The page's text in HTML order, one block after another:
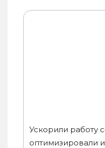
Ускорили работу
оптимизировали